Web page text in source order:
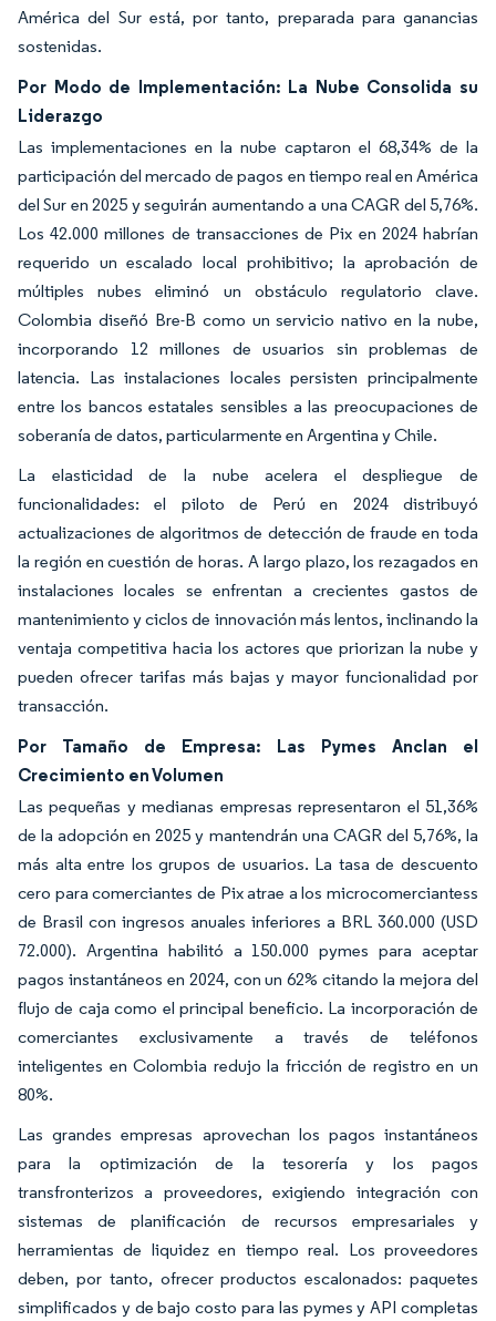
América del Sur está, por tanto, preparada para ganancias
sostenidas.
Por Modo de Implementación: La Nube Consolida su
Liderazgo
Las implementaciones en la nube captaron el 68,34% de la
participación del mercado de pagos en tiempo real en América
del Sur en 2025 y seguirán aumentando a una CAGR del 5,76%.
Los 42.000 millones de transacciones de Pix en 2024 habrían
requerido un escalado local prohibitivo; la aprobación de
múltiples nubes eliminó un obstáculo regulatorio clave.
Colombia diseñó Bre-B como un servicio nativo en la nube,
incorporando 12 millones de usuarios sin problemas de
latencia. Las instalaciones locales persisten principalmente
entre los bancos estatales sensibles a las preocupaciones de
soberanía de datos, particularmente en Argentina y Chile.
La elasticidad de la nube acelera el despliegue de
funcionalidades: el piloto de Perú en 2024 distribuyó
actualizaciones de algoritmos de detección de fraude en toda
la región en cuestión de horas. A largo plazo, los rezagados en
instalaciones locales se enfrentan a crecientes gastos de
mantenimiento y ciclos de innovación más lentos, inclinando la
ventaja competitiva hacia los actores que priorizan la nube y
pueden ofrecer tarifas más bajas y mayor funcionalidad por
transacción.
Por Tamaño de Empresa: Las Pymes Anclan el
Crecimiento en Volumen
Las pequeñas y medianas empresas representaron el 51,36%
de la adopción en 2025 y mantendrán una CAGR del 5,76%, la
más alta entre los grupos de usuarios. La tasa de descuento
cero para comerciantes de Pix atrae a los microcomerciantess
de Brasil con ingresos anuales inferiores a BRL 360.000 (USD
72.000). Argentina habilitó a 150.000 pymes para aceptar
pagos instantáneos en 2024, con un 62% citando la mejora del
flujo de caja como el principal beneficio. La incorporación de
comerciantes exclusivamente a través de teléfonos
inteligentes en Colombia redujo la fricción de registro en un
80%.
Las grandes empresas aprovechan los pagos instantáneos
para la optimización de la tesorería y los pagos
transfronterizos a proveedores, exigiendo integración con
sistemas de planificación de recursos empresariales y
herramientas de liquidez en tiempo real. Los proveedores
deben, por tanto, ofrecer productos escalonados: paquetes
simplificados y de bajo costo para las pymes y API completas